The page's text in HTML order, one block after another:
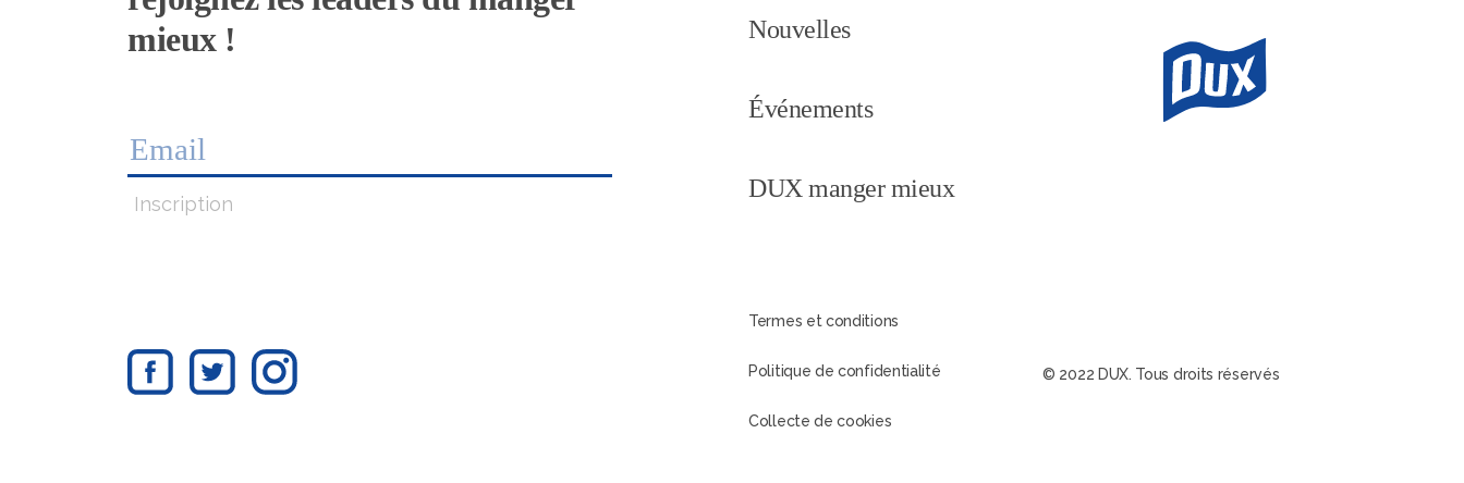
mieux !
Inscription
Nouvelles
Événements
DUX manger mieux
Termes et conditions
Politique de confidentialité
Collecte de cookies
© 2022 DUX. Tous droits réservés